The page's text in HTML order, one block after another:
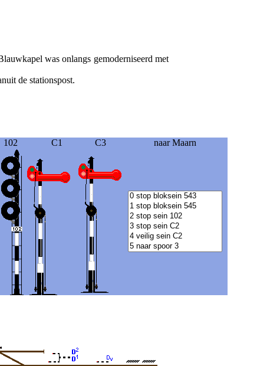
was onlangs gemoderniseerd met
de stationspost.
102 C1 C3 naar Maarn